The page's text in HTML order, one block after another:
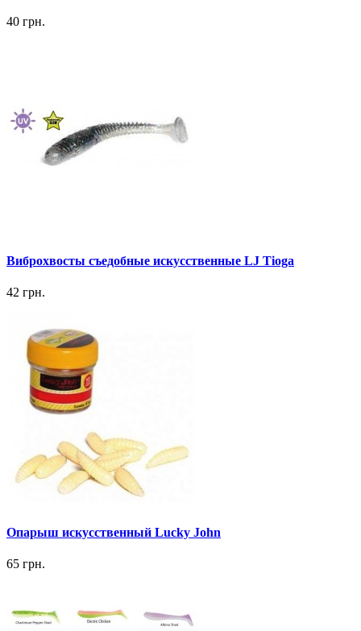
40 грн.
Виброхвосты съедобные искусственные LJ Tioga
42 грн.
Опарыш искусственный Lucky John
65 грн.